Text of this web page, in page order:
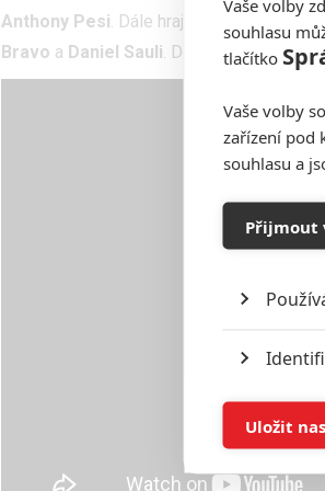
Anthony Pesi. Dále hrají Garry Pastore ,
Bravo a Daniel Sauli. Dole v galerii
Vaše volby
souhlasu
tlačítko
Vaše volby
zařízení pod
souhlasu a
Přijmout
Uložit